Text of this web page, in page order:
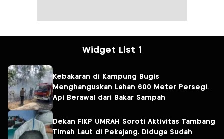
Widget List 1
Kebakaran di Kampung Bugis
Menghanguskan Lahan 600 Meter Persegi,
Api Berawal dari Bakar Sampah
Dekan FIKP UMRAH Soroti Aktivitas Tambang
Timah Laut di Pekajang, Diduga Sudah